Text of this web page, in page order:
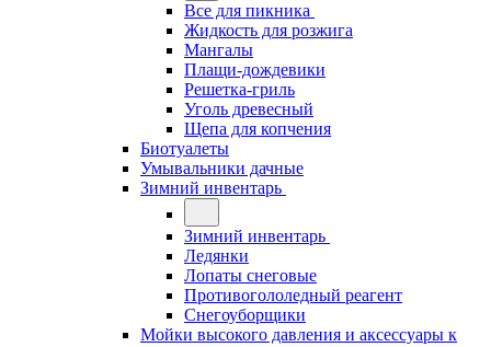
Все для пикника
Жидкость для розжига
Мангалы
Плащи-дождевики
Решетка-гриль
Уголь древесный
Щепа для копчения
Биотуалеты
Умывальники дачные
Зимний инвентарь
Зимний инвентарь
Ледянки
Лопаты снеговые
Противогололедный реагент
Снегоуборщики
Мойки высокого давления и аксессуары к